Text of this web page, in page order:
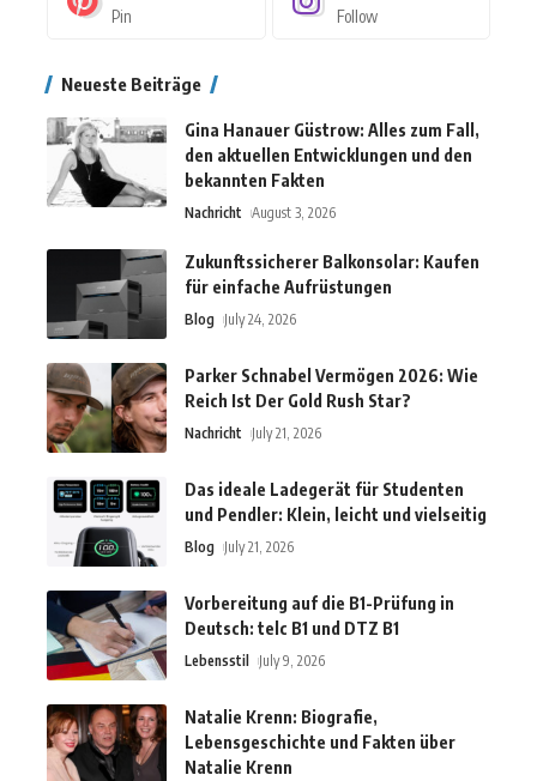
Pin Follow
Neueste Beiträge
Gina Hanauer Güstrow: Alles zum Fall,
den aktuellen Entwicklungen und den
bekannten Fakten
Nachricht August 3, 2026
Zukunftssicherer Balkonsolar: Kaufen
für einfache Aufrüstungen
Blog July 24, 2026
Parker Schnabel Vermögen 2026: Wie
Reich Ist Der Gold Rush Star?
Nachricht July 21, 2026
Das ideale Ladegerät für Studenten
und Pendler: Klein, leicht und vielseitig
Blog July 21, 2026
Vorbereitung auf die B1-Prüfung in
Deutsch: telc B1 und DTZ B1
Lebensstil July 9, 2026
Natalie Krenn: Biografie,
Lebensgeschichte und Fakten über
Natalie Krenn